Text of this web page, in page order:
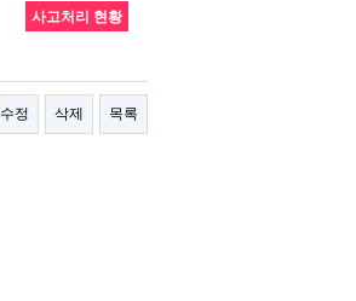
사고처리 현황
수정 삭제 목록